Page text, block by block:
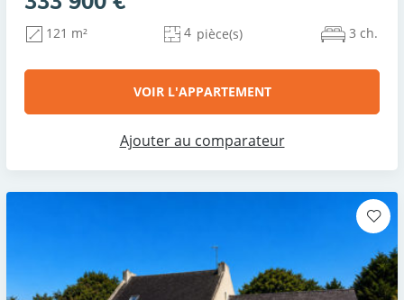
121 m² 4 pièce(s) 3 ch.
VOIR L'APPARTEMENT
Ajouter au comparateur